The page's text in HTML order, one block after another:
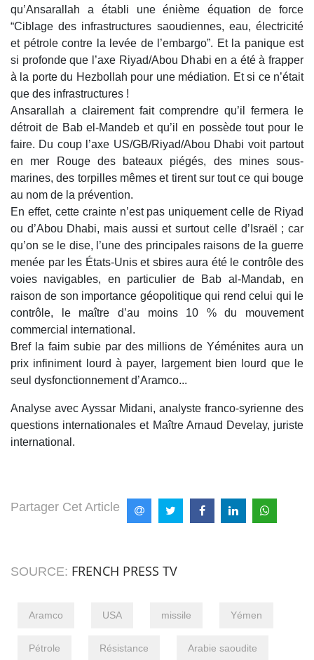
qu’Ansarallah a établi une énième équation de force
“Ciblage des infrastructures saoudiennes, eau, électricité
et pétrole contre la levée de l’embargo”. Et la panique est
si profonde que l’axe Riyad/Abou Dhabi en a été à frapper
à la porte du Hezbollah pour une médiation. Et si ce n’était
que des infrastructures !
Ansarallah a clairement fait comprendre qu’il fermera le
détroit de Bab el-Mandeb et qu’il en possède tout pour le
faire. Du coup l’axe US/GB/Riyad/Abou Dhabi voit partout
en mer Rouge des bateaux piégés, des mines sous-
marines, des torpilles mêmes et tirent sur tout ce qui bouge
au nom de la prévention.
En effet, cette crainte n’est pas uniquement celle de Riyad
ou d’Abou Dhabi, mais aussi et surtout celle d’Israël ; car
qu’on se le dise, l’une des principales raisons de la guerre
menée par les États-Unis et sbires aura été le contrôle des
voies navigables, en particulier de Bab al-Mandab, en
raison de son importance géopolitique qui rend celui qui le
contrôle, le maître d’au moins 10 % du mouvement
commercial international.
Bref la faim subie par des millions de Yéménites aura un
prix infiniment lourd à payer, largement bien lourd que le
seul dysfonctionnement d’Aramco...
Analyse avec Ayssar Midani, analyste franco-syrienne des
questions internationales et Maître Arnaud Develay, juriste
international.
Partager Cet Article
SOURCE: FRENCH PRESS TV
Aramco USA missile Yémen
Pétrole Résistance Arabie saoudite